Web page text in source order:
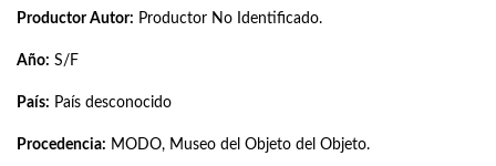
Productor Autor: Productor No Identificado.
Año: S/F
País: País desconocido
Procedencia: MODO, Museo del Objeto del Objeto.